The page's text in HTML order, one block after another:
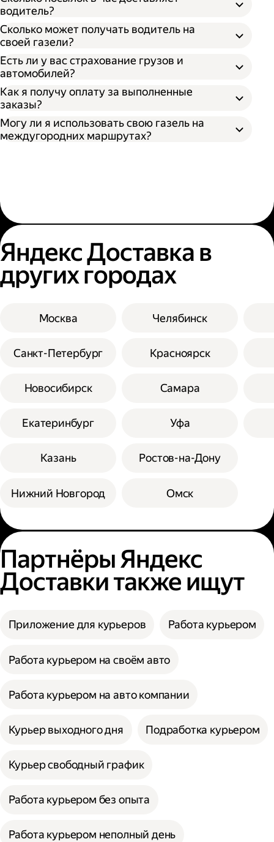
водитель?
Сколько может получать водитель на
своей газели?
Есть ли у вас страхование грузов и
автомобилей?
Как я получу оплату за выполненные
заказы?
Могу ли я использовать свою газель на
междугородних маршрутах?
Яндекс Доставка в
других городах
Москва
Санкт-Петербург
Новосибирск
Екатеринбург
Казань
Нижний Новгород
Челябинск
Красноярск
Самара
Уфа
Ростов-на-Дону
Омск
Партнёры Яндекс
Доставки также ищут
Приложение для курьеров Работа курьером
Работа курьером на своём авто
Работа курьером на авто компании
Курьер выходного дня Подработка курьером
Курьер свободный график
Работа курьером без опыта
Работа курьером неполный день